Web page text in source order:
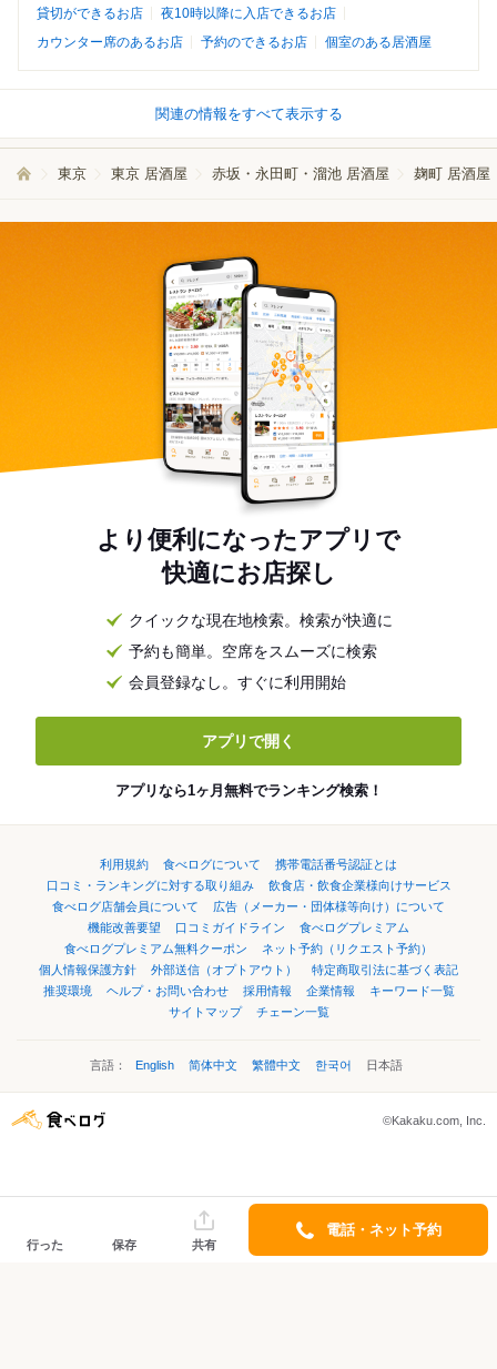
貸切ができるお店
夜10時以降に入店できるお店
カウンター席のあるお店
予約のできるお店 個室のある居酒屋
関連の情報をすべて表示する
東京 東京 居酒屋 赤坂・永田町・溜池 居酒屋 麹町 居酒屋
より便利になったアプリで
快適にお店探し
クイックな現在地検索。検索が快適に
予約も簡単。空席をスムーズに検索
会員登録なし。すぐに利用開始
アプリで開く
アプリなら1ヶ月無料でランキング検索！
利用規約 食べログについて
携帯電話番号認証とは
口コミ・ランキングに対する取り組み
飲食店・飲食企業様向けサービス
食べログ店舗会員について
広告（メーカー・団体様等向け）について
機能改善要望
口コミガイドライン
食べログプレミアム
食べログプレミアム無料クーポン
ネット予約（リクエスト予約）
個人情報保護方針
外部送信（オプトアウト）
特定商取引法に基づく表記
推奨環境
ヘルプ・お問い合わせ 採用情報 企業情報
キーワード一覧
サイトマップ
チェーン一覧
言語： English 简体中文 繁體中文 한국어 日本語
©Kakaku.com, Inc.
行った 保存 共有
電話・ネット予約